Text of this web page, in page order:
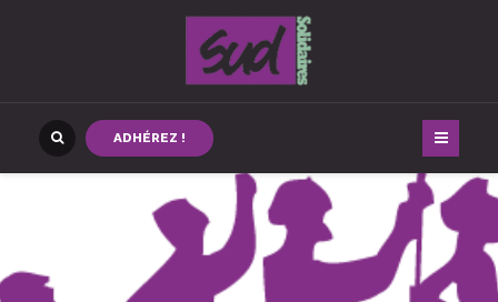
ADHÉREZ !